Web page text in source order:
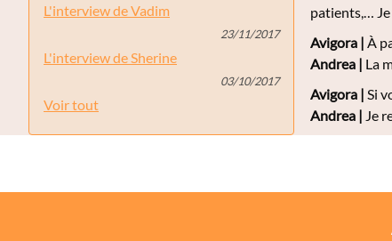
L'interview de Vadim
23/11/2017
L'interview de Sherine
03/10/2017
Voir tout
patients,… Je
Avigora | À
Andrea | La
Avigora | Si
Andrea | Je